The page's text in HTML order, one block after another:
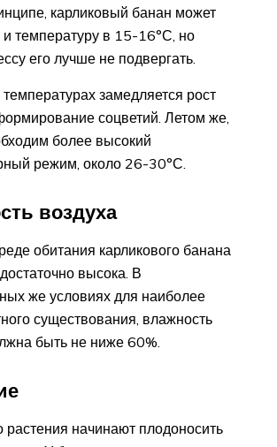
карликовый банан может
температуру в 15-16°С, но
его лучше не подвергать.
замедляется рост
соцветий. Летом же,
более высокий
режим, около 26-30°С.
воздуха
обитания карликового банана
высока. В
же условиях для наиболее
существования, влажность
быть не ниже 60%.
растения начинают плодоносить